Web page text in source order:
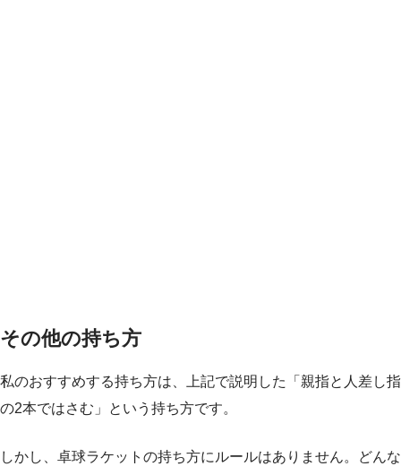
その他の持ち方
私のおすすめする持ち方は、上記で説明した「親指と人差し指
の2本ではさむ」という持ち方です。
しかし、卓球ラケットの持ち方にルールはありません。どんな